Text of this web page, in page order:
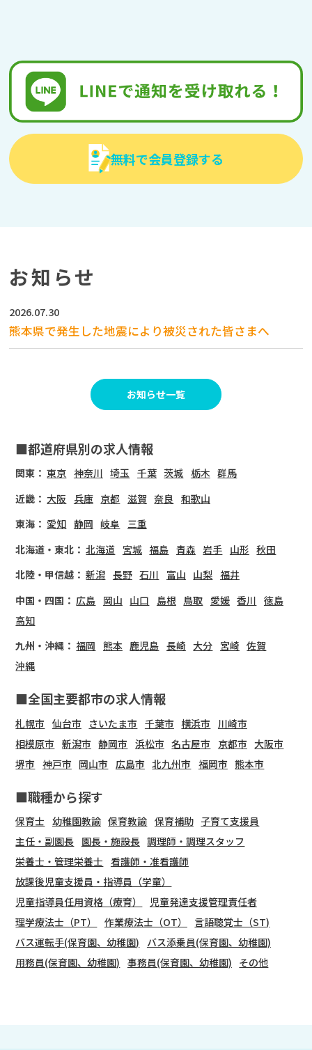
無料で会員登録する
お知らせ
2026.07.30
熊本県で発生した地震により被災された皆さまへ
お知らせ一覧
■都道府県別の求人情報
関東： 東京 神奈川 埼玉 千葉 茨城 栃木 群馬
近畿： 大阪 兵庫 京都 滋賀 奈良 和歌山
東海： 愛知 静岡 岐阜
三重
北海道・東北： 北海道 宮城 福島 青森 岩手 山形 秋田
北陸・甲信越： 新潟 長野 石川 富山 山梨 福井
中国・四国： 広島 岡山 山口 島根 鳥取 愛媛 香川 徳島
高知
九州・沖縄： 福岡 熊本 鹿児島 長崎 大分 宮崎 佐賀
沖縄
■全国主要都市の求人情報
札幌市 仙台市 さいたま市 千葉市 横浜市
川崎市
相模原市 新潟市 静岡市 浜松市 名古屋市 京都市 大阪市
堺市 神戸市 岡山市 広島市 北九州市 福岡市 熊本市
■職種から探す
保育士 幼稚園教諭 保育教諭 保育補助 子育て支援員
主任・副園長 園長・施設長 調理師・調理スタッフ
栄養士・管理栄養士 看護師・准看護師
放課後児童支援員・指導員（学童）
児童指導員任用資格（療育）
児童発達支援管理責任者
理学療法士（PT）
作業療法士（OT）
言語聴覚士（ST)
バス運転手(保育園、幼稚園)
バス添乗員(保育園、幼稚園)
用務員(保育園、幼稚園) 事務員(保育園、幼稚園) その他